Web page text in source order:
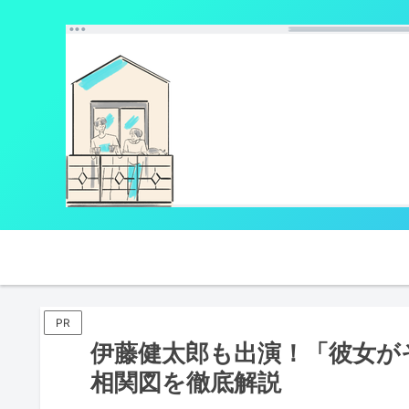
PR
伊藤健太郎も出演！「彼女
相関図を徹底解説